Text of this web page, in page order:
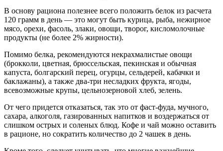
В основу рациона полезнее всего положить белок из расчета
120 грамм в день — это могут быть курица, рыба, нежирное
мясо, орехи, фасоль, злаки, овощи, творог, кисломолочные
продукты (не более 2% жирности).
Помимо белка, рекомендуются некрахмалистые овощи
(брокколи, цветная, брюссельская, пекинская и обычная
капуста, болгарский перец, огурцы, сельдерей, кабачки и
баклажаны), а также два-три несладких фрукта, ягоды,
всевозможные крупы, цельнозерновой хлеб, зелень.
От чего придется отказаться, так это от фаст-фуда, мучного,
сахара, алкоголя, газированных напитков и воздержаться от
слишком острых и соленых блюд. Кофе и чай можно оставить
в рационе, но сократить количество до 2 чашек в день.